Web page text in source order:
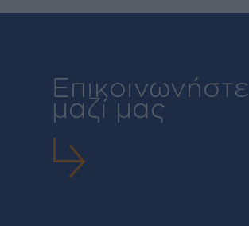
Επικοινωνήστε
μαζί μας